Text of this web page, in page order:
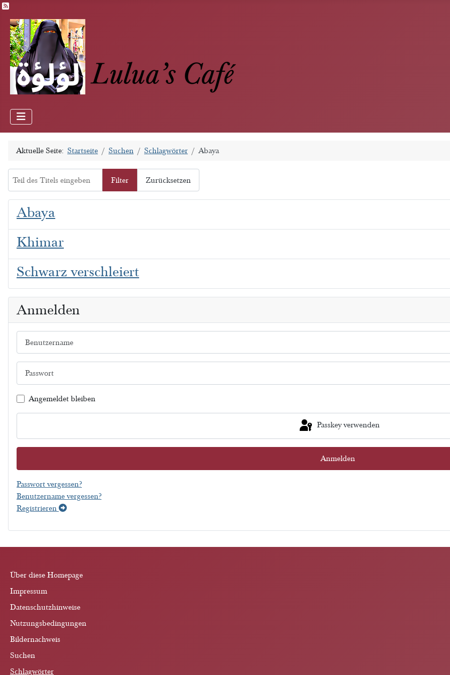
Aktuelle Seite: Startseite Suchen Schlagwörter Abaya
Filter Zurücksetzen
Abaya
Khimar
Schwarz verschleiert
Anmelden
Angemeldet bleiben
Passkey verwenden
Anmelden
Passwort vergessen?
Benutzername vergessen?
Registrieren
Über diese Homepage
Impressum
Datenschutzhinweise
Nutzungsbedingungen
Bildernachweis
Suchen
Schlagwörter